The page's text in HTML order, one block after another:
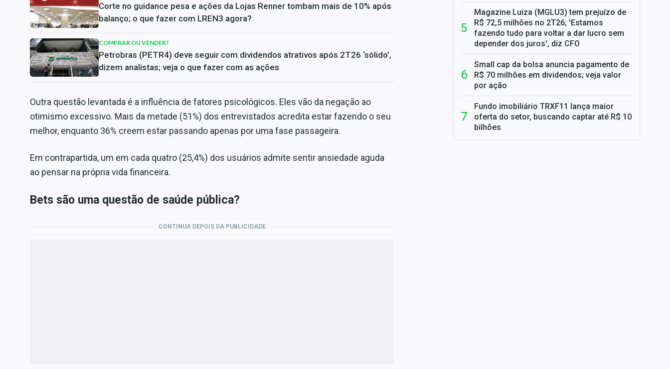
Corte no guidance pesa e ações da Lojas Renner tombam mais de 10% após
balanço; o que fazer com LREN3 agora?
COMPRAR OU VENDER?
Petrobras (PETR4) deve seguir com dividendos atrativos após 2T26 ‘sólido’,
dizem analistas; veja o que fazer com as ações
Outra questão levantada é a influência de fatores psicológicos. Eles vão da negação ao
otimismo excessivo. Mais da metade (51%) dos entrevistados acredita estar fazendo o seu
melhor, enquanto 36% creem estar passando apenas por uma fase passageira.
Em contrapartida, um em cada quatro (25,4%) dos usuários admite sentir ansiedade aguda
ao pensar na própria vida financeira.
Bets são uma questão de saúde pública?
CONTINUA DEPOIS DA PUBLICIDADE
Magazine Luiza (MGLU3) tem prejuízo de
R$ 72,5 milhões no 2T26; 'Estamos
fazendo tudo para voltar a dar lucro sem
depender dos juros', diz CFO
Small cap da bolsa anuncia pagamento de
R$ 70 milhões em dividendos; veja valor
por ação
Fundo imobiliário TRXF11 lança maior
oferta do setor, buscando captar até R$ 10
bilhões